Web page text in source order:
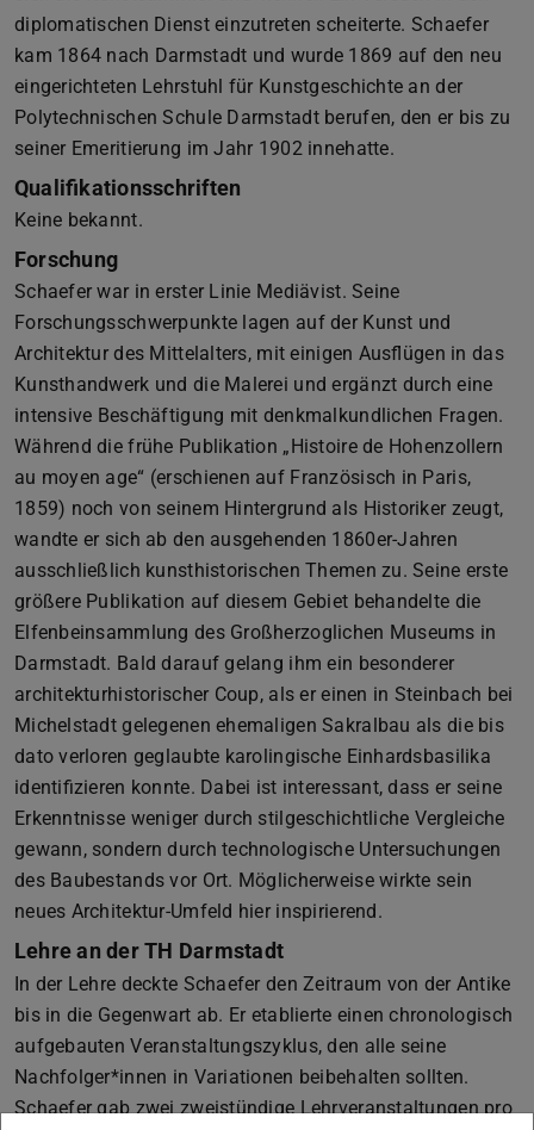
diplomatischen Dienst einzutreten scheiterte. Schaefer
kam 1864 nach Darmstadt und wurde 1869 auf den neu
eingerichteten Lehrstuhl für Kunstgeschichte an der
Polytechnischen Schule Darmstadt berufen, den er bis zu
seiner Emeritierung im Jahr 1902 innehatte.
Qualifikationsschriften
Keine bekannt.
Forschung
Schaefer war in erster Linie Mediävist. Seine
Forschungsschwerpunkte lagen auf der Kunst und
Architektur des Mittelalters, mit einigen Ausflügen in das
Kunsthandwerk und die Malerei und ergänzt durch eine
intensive Beschäftigung mit denkmalkundlichen Fragen.
Während die frühe Publikation „Histoire de Hohenzollern
au moyen age“ (erschienen auf Französisch in Paris,
1859) noch von seinem Hintergrund als Historiker zeugt,
wandte er sich ab den ausgehenden 1860er-Jahren
ausschließlich kunsthistorischen Themen zu. Seine erste
größere Publikation auf diesem Gebiet behandelte die
Elfenbeinsammlung des Großherzoglichen Museums in
Darmstadt. Bald darauf gelang ihm ein besonderer
architekturhistorischer Coup, als er einen in Steinbach bei
Michelstadt gelegenen ehemaligen Sakralbau als die bis
dato verloren geglaubte karolingische Einhardsbasilika
identifizieren konnte. Dabei ist interessant, dass er seine
Erkenntnisse weniger durch stilgeschichtliche Vergleiche
gewann, sondern durch technologische Untersuchungen
des Baubestands vor Ort. Möglicherweise wirkte sein
neues Architektur-Umfeld hier inspirierend.
Lehre an der TH Darmstadt
In der Lehre deckte Schaefer den Zeitraum von der Antike
bis in die Gegenwart ab. Er etablierte einen chronologisch
aufgebauten Veranstaltungszyklus, den alle seine
Nachfolger*innen in Variationen beibehalten sollten.
Schaefer gab zwei zweistündige Lehrveranstaltungen pro